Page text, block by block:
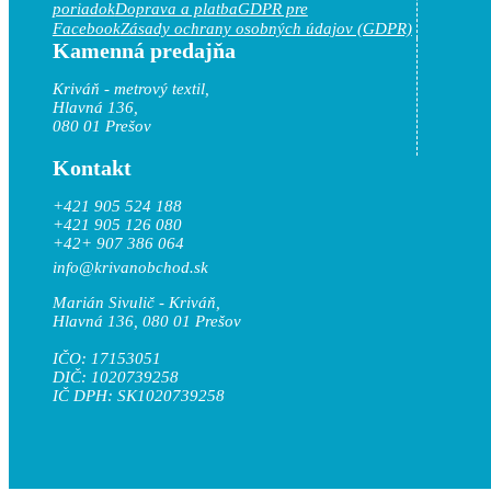
poriadokDoprava a platbaGDPR pre
FacebookZásady ochrany osobných údajov (GDPR)
Kamenná predajňa
Kriváň - metrový textil,
Hlavná 136,
080 01 Prešov
Kontakt
+421 905 524 188
+421 905 126 080
+42+ 907 386 064
info@krivanobchod.sk
Marián Sivulič - Kriváň,
Hlavná 136, 080 01 Prešov
IČO: 17153051
DIČ: 1020739258
IČ DPH: SK1020739258